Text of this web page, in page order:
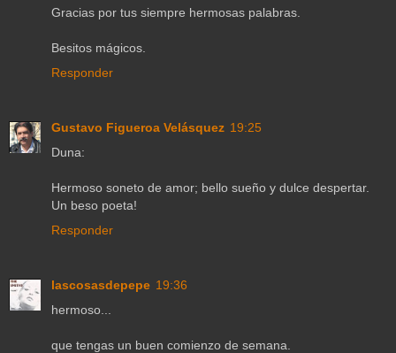
Gracias por tus siempre hermosas palabras.
Besitos mágicos.
Responder
Gustavo Figueroa Velásquez 19:25
Duna:
Hermoso soneto de amor; bello sueño y dulce despertar.
Un beso poeta!
Responder
lascosasdepepe 19:36
hermoso...
que tengas un buen comienzo de semana.